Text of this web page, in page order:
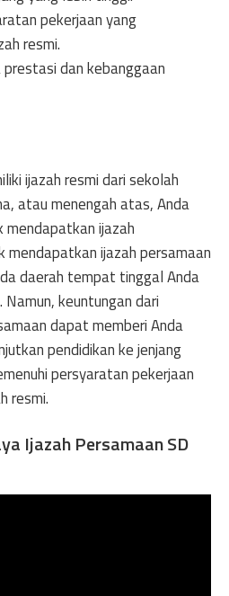
pekerjaan yang
resmi.
dan kebanggaan
ijazah resmi dari sekolah
atau menengah atas, Anda
mendapatkan ijazah
mendapatkan ijazah persamaan
daerah tempat tinggal Anda
keuntungan dari
dapat memberi Anda
pendidikan ke jenjang
persyaratan pekerjaan
resmi.
Ijazah Persamaan SD